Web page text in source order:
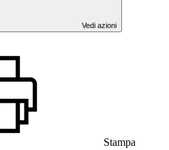
Vedi azioni
Stampa